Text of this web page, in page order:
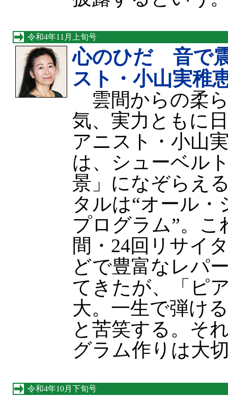
令和4年11月上旬号
心のひだ 音で
スト・小山実稚
雲間からの柔
気、実力ともに
アニスト・小山
は、シューベル
景」になぞらえ
タルは“オール
プログラム”。こ
間・24回リサイ
どで豊富なレパ
てきたが、「ピ
大。一生で弾け
と苦笑する。そ
グラム作りは大
令和4年10月下旬号